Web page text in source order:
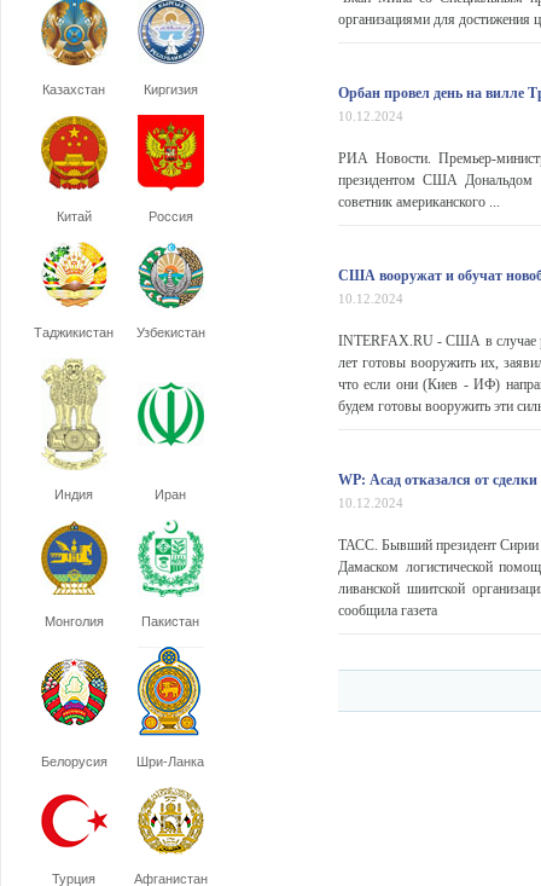
Казахстан Киргизия
Китай Россия
Таджикистан Узбекистан
Индия Иран
Монголия Пакистан
Белорусия Шри-Ланка
Турция Афганистан
организациями для достижения
Орбан провел день на вилле
10.12.2024
РИА Новости. Премьер-
президентом США Дональдом
советник американского ...
США вооружат и обучат
10.12.2024
INTERFAX.RU - США в случае
лет готовы вооружить их,
что если они (Киев - ИФ)
будем готовы вооружить эти
WP: Асад отказался от
10.12.2024
ТАСС. Бывший президент Сирии
Дамаском логистической
ливанской шиитской
сообщила газета